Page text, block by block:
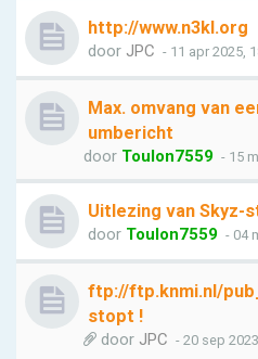
http://www.n3kl.org
door JPC - 11 apr 2025,
Max. omvang van
umbericht
door Toulon7559 - 15
Uitlezing van
door Toulon7559 - 04
ftp://ftp.knmi.nl/
stopt !
door JPC - 20 sep